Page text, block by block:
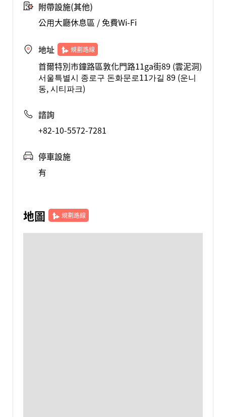
附帶設施(其他)
公用大廳休息區 / 免費Wi-Fi
地址 規劃路線
首爾特別市鐘路區敦化門路11ga街89 (雲泥洞)
서울특별시 종로구 돈화문로11가길 89 (운니
동, 시티파크)
諮詢
+82-10-5572-7281
停車設施
有
地圖 規劃路線